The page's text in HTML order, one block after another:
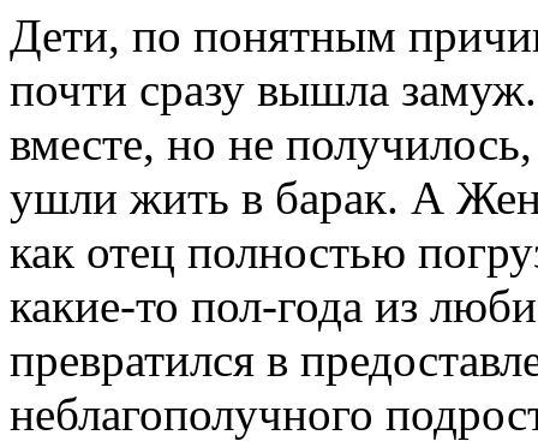
Дети, по понятным
почти сразу вышла
вместе, но не
ушли жить в барак. А
как отец полностью
какие-то пол-года из
превратился в
неблагополучного